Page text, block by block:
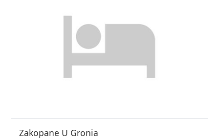
Zakopane U Gronia